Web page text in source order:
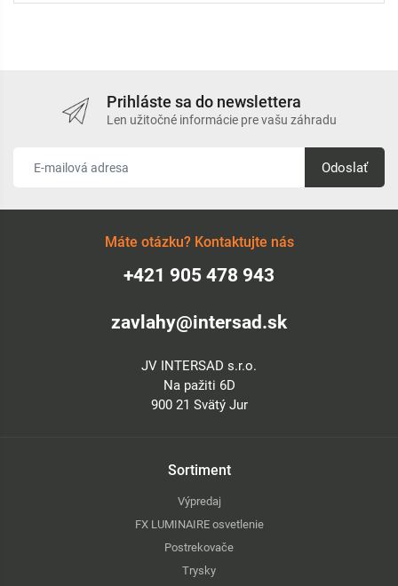
Prihláste sa do newslettera
Len užitočné informácie pre vašu záhradu
Odoslať
Máte otázku? Kontaktujte nás
+421 905 478 943
zavlahy@intersad.sk
JV INTERSAD s.r.o.
Na pažiti 6D
900 21 Svätý Jur
Sortiment
Výpredaj
FX LUMINAIRE osvetlenie
Postrekovače
Trysky